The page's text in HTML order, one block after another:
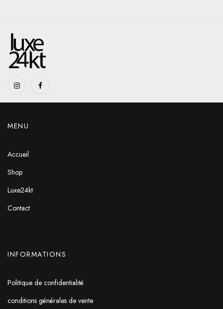
MENU
Accueil
Shop
Luxe24kt
Contact
INFORMATIONS
Politique de confidentialité
conditions générales de vente